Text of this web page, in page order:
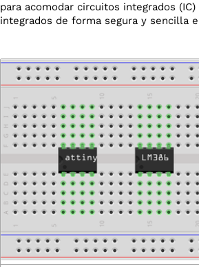
para acomodar circuitos integrados
integrados de forma segura y sencilla